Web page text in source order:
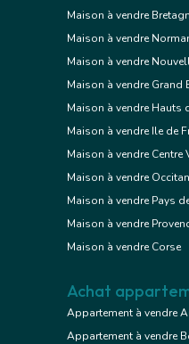
Maison à vendre
Maison à vendre
Maison à vendre
Maison à vendre Grand
Maison à vendre Hauts
Maison à vendre Ile de
Maison à vendre Centre
Maison à vendre
Maison à vendre Pays
Maison à vendre
Maison à vendre Corse
Achat
Appartement à vendre
Appartement à vendre